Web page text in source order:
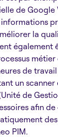
de
informations
la
également
de
un scanner
de
afin
PIM.